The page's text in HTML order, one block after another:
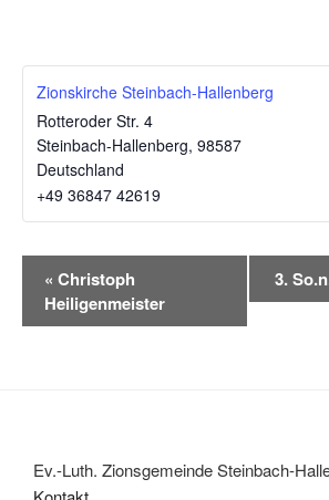
Zionskirche Steinbach-Hallenberg
Rotteroder Str. 4
Steinbach-Hallenberg, 98587
Deutschland
+49 36847 42619‬
r
« Christoph
Heiligenmeister
3.
Ev.-Luth. Zionsgemeinde Steinbach-